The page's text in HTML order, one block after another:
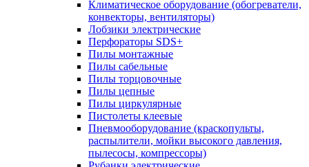
Климатическое оборудование (обогреватели,
конвекторы, вентиляторы)
Лобзики электрические
Перфораторы SDS+
Пилы монтажные
Пилы сабельные
Пилы торцовочные
Пилы цепные
Пилы циркулярные
Пистолеты клеевые
Пневмооборудование (краскопульты,
распылители, мойки высокого давления,
пылесосы, компрессоры)